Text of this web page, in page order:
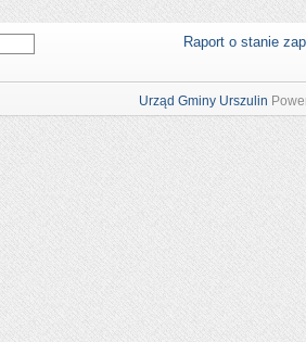
Raport o stanie
Urząd Gminy Urszulin